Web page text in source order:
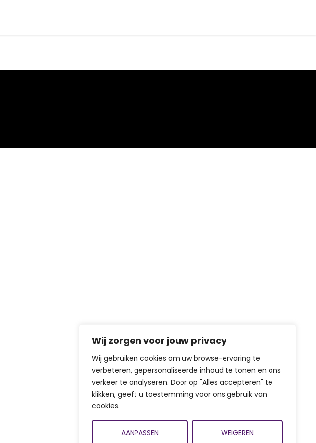
Wij zorgen voor jouw privacy
Wij gebruiken cookies om uw browse-ervaring te
verbeteren, gepersonaliseerde inhoud te tonen en ons
verkeer te analyseren. Door op "Alles accepteren" te
klikken, geeft u toestemming voor ons gebruik van
cookies.
AANPASSEN WEIGEREN